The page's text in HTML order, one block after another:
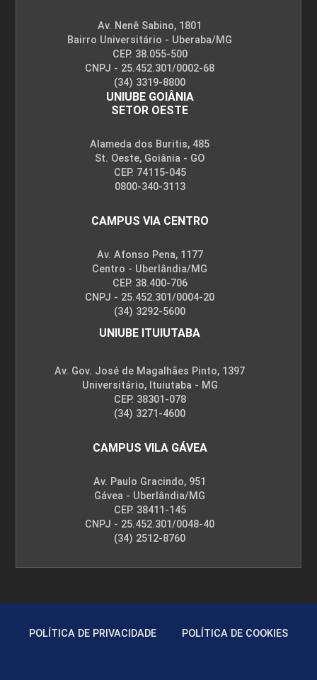
Av. Nenê Sabino, 1801
Bairro Universitário - Uberaba/MG
CEP. 38.055-500
CNPJ - 25.452.301/0002-68
(34) 3319-8800
UNIUBE GOIÂNIA
SETOR OESTE
Alameda dos Buritis, 485
St. Oeste, Goiânia - GO
CEP. 74115-045
0800-340-3113
CAMPUS VIA CENTRO
Av. Afonso Pena, 1177
Centro - Uberlândia/MG
CEP. 38.400-706
CNPJ - 25.452.301/0004-20
(34) 3292-5600
UNIUBE ITUIUTABA
Av. Gov. José de Magalhães Pinto, 1397
Universitário, Ituiutaba - MG
CEP. 38301-078
(34) 3271-4600
CAMPUS VILA GÁVEA
Av. Paulo Gracindo, 951
Gávea - Uberlândia/MG
CEP. 38411-145
CNPJ - 25.452.301/0048-40
(34) 2512-8760
POLÍTICA DE PRIVACIDADE POLÍTICA DE COOKIES